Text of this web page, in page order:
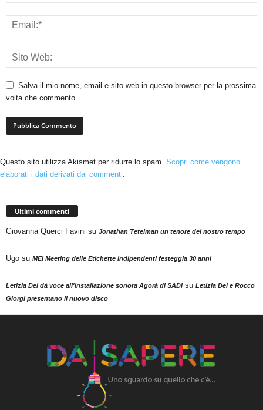
Salva il mio nome, email e sito web in questo browser per la prossima
volta che commento.
Questo sito utilizza Akismet per ridurre lo spam. Scopri come vengono
elaborati i dati derivati dai commenti.
Ultimi commenti
Giovanna Querci Favini su Jonathan Tetelman un tenore del nostro tempo
Ugo su MEI Meeting delle Etichette Indipendenti festeggia 30 anni
Letizia Dei dà voce all'installazione sonora Agorà di SADIsu Letizia Dei e Rocco
Giorgi presentano il nuovo disco